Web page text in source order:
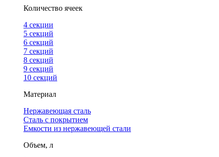
Количество ячеек
4 cекции
5 секций
6 секций
7 секций
8 секций
9 секций
10 секций
Материал
Нержавеющая сталь
Сталь с покрытием
Емкости из нержавеющей стали
Объем, л